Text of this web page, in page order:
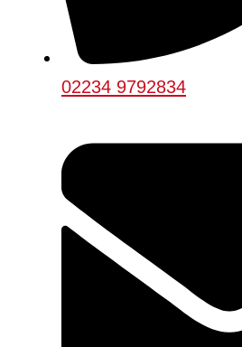
02234 9792834